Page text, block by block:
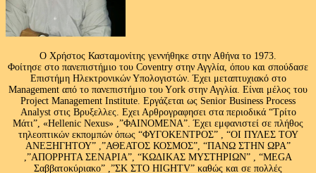
Ο Χρήστος Κασταμονίτης γεννήθηκε στην Αθήνα το 1973.
Φοίτησε στο πανεπιστήμιο του Coventry στην Αγγλία, όπου και σπούδασε
Επιστήμη Ηλεκτρονικών Υπολογιστών. Έχει μεταπτυχιακό στο
Management από το πανεπιστήμιο του Υork στην Αγγλία. Είναι μέλος του
Project Management Institute. Εργάζεται ως Senior Business Process
Analyst στις Βρυξελλες. Εχει Αρθρογραφησει στα περιοδικά “Τρίτο
Μάτι”, «Hellenic Nexus» ,”ΦΑΙΝΟΜΕΝΑ”. Έχει εμφανιστεί σε πλήθος
τηλεοπτικών εκπομπών όπως “ΦΥΓΟΚΕΝΤΡΟΣ” , “ΟΙ ΠΥΛΕΣ ΤΟΥ
ΑΝΕΞΗΓΗΤΟΥ” ,”ΑΘΕΑΤΟΣ ΚΟΣΜΟΣ”, “ΠΑΝΩ ΣΤΗΝ ΩΡΑ”
,”ΑΠΟΡΡΗΤΑ ΣΕΝΑΡΙΑ”, “ΚΩΔΙΚΑΣ ΜΥΣΤΗΡΙΩΝ” , “MEGA
Σαββατοκύριακο” ,”ΣΚ ΣΤΟ HIGHTV” καθώς και σε πολλές